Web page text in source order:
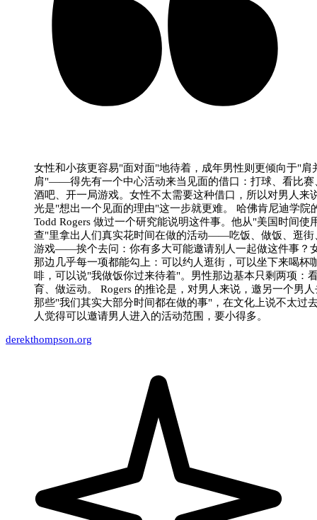
女性和小孩更容易"面对面"地待着，成年男性则更倾向于"肩
肩"——得先有一个中心活动来当见面的借口：打球、看比赛
酒吧、开一局游戏。女性不太需要这种借口，所以对男人来
光是"想出一个见面的理由"这一步就更难。 哈佛肯尼迪学院
Todd Rogers 做过一个研究能说明这件事。他从"美国时间使
查"里拿出人们真实花时间在做的活动——吃饭、做饭、逛街
游戏——挨个去问：你有多大可能邀请别人一起做这件事？
那边几乎每一项都能勾上：可以约人逛街，可以坐下来喝杯
啡，可以说"我做饭你过来待着"。男性那边基本只剩两项：
育、做运动。 Rogers 的推论是，对男人来说，邀另一个男
那些"我们其实大部分时间都在做的事"，在文化上说不太过
人觉得可以邀请男人进入的活动范围，要小得多。
derekthompson.org